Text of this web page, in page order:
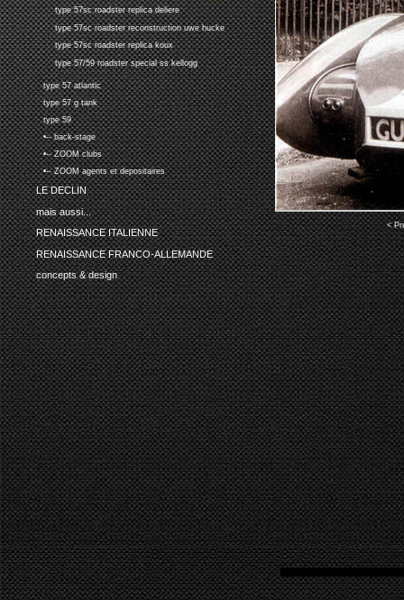
type 57sc roadster replica deliere
type 57sc roadster reconstruction uwe hucke
type 57sc roadster replica koux
type 57/59 roadster special ss kellogg
type 57 atlantic
type 57 g tank
type 59
•-- back-stage
•-- ZOOM clubs
•-- ZOOM agents et depositaires
LE DECLIN
mais aussi...
RENAISSANCE ITALIENNE
RENAISSANCE FRANCO-ALLEMANDE
concepts & design
<